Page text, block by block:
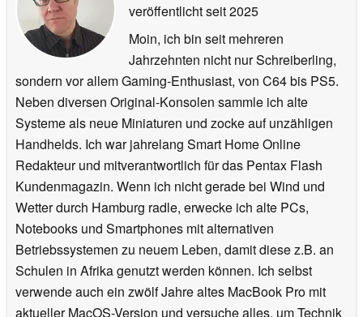
veröffentlichtseit 2025
Moin, ich bin seit mehreren
Jahrzehnten nicht nur Schreiberling,
sondern vor allem Gaming-Enthusiast, von C64 bis PS5.
Neben diversen Original-Konsolen sammle ich alte
Systeme als neue Miniaturen und zocke auf unzähligen
Handhelds. Ich war jahrelang Smart Home Online
Redakteur und mitverantwortlich für das Pentax Flash
Kundenmagazin. Wenn ich nicht gerade bei Wind und
Wetter durch Hamburg radle, erwecke ich alte PCs,
Notebooks und Smartphones mit alternativen
Betriebssystemen zu neuem Leben, damit diese z.B. an
Schulen in Afrika genutzt werden können. Ich selbst
verwende auch ein zwölf Jahre altes MacBook Pro mit
aktueller MacOS-Version und versuche alles, um Technik